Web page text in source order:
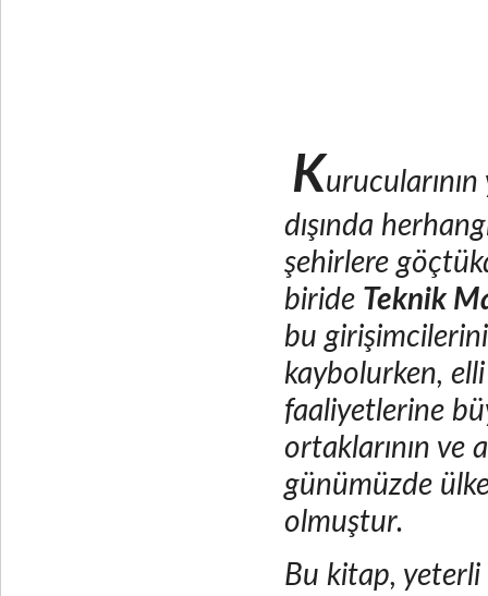
Kurucularının
dışında
şehirlere
biride Teknik
bu
kaybolurken, elli
faaliyetlerine
ortaklarının ve
günümüzde
olmuştur.
Bu kitap, yeterli